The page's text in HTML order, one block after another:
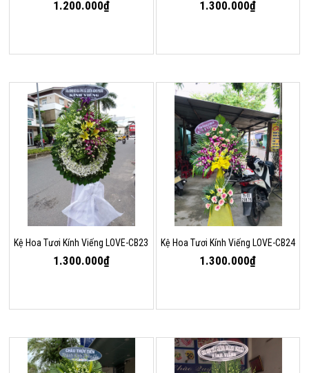
1.200.000₫ 1.300.000₫
Kệ Hoa Tươi Kính Viếng LOVE-CB23
1.300.000₫
Kệ Hoa Tươi Kính Viếng LOVE-CB24
1.300.000₫